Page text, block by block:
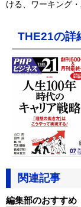
ける、ワーキング・
THE21の詳
関連記事
編集部のおすすめ